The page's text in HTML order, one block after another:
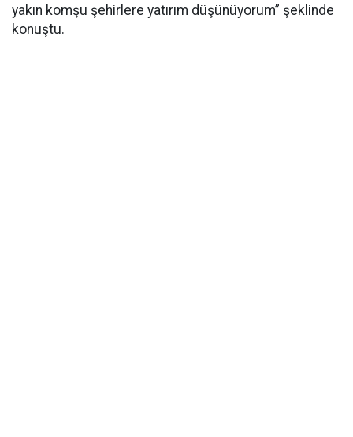
yakın komşu şehirlere yatırım düşünüyorum” şeklinde
konuştu.